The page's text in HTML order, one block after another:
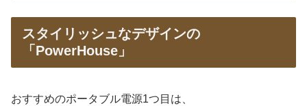
スタイリッシュなデザインの
「PowerHouse」
おすすめのポータブル電源1つ目は、